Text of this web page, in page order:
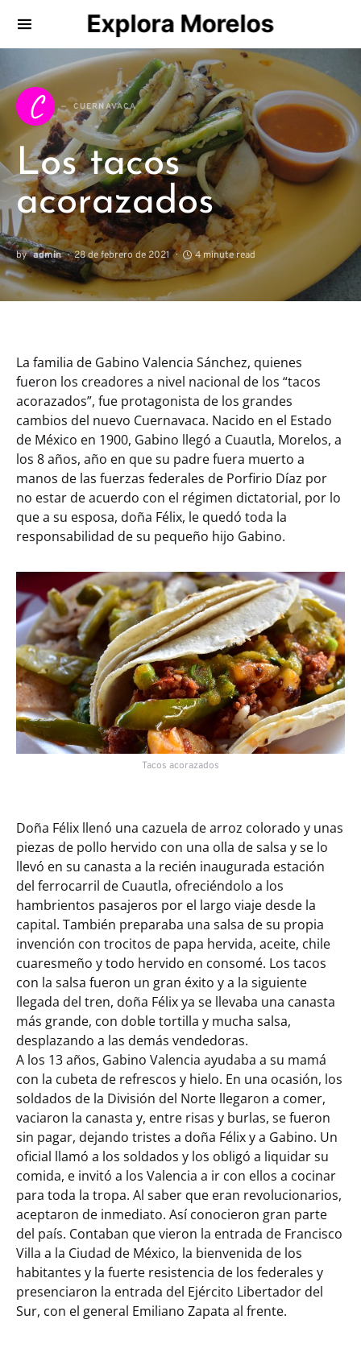
Explora Morelos
Search for:
C CUERNAVACA
Los tacos
acorazados
by admin 28 de febrero de 2021 4 minute read
La familia de Gabino Valencia Sánchez, quienes
fueron los creadores a nivel nacional de los “tacos
acorazados”, fue protagonista de los grandes
cambios del nuevo Cuernavaca. Nacido en el Estado
de México en 1900, Gabino llegó a Cuautla, Morelos, a
los 8 años, año en que su padre fuera muerto a
manos de las fuerzas federales de Porfirio Díaz por
no estar de acuerdo con el régimen dictatorial, por lo
que a su esposa, doña Félix, le quedó toda la
responsabilidad de su pequeño hijo Gabino.
Tacos acorazados
Doña Félix llenó una cazuela de arroz colorado y unas
piezas de pollo hervido con una olla de salsa y se lo
llevó en su canasta a la recién inaugurada estación
del ferrocarril de Cuautla, ofreciéndolo a los
hambrientos pasajeros por el largo viaje desde la
capital. También preparaba una salsa de su propia
invención con trocitos de papa hervida, aceite, chile
cuaresmeño y todo hervido en consomé. Los tacos
con la salsa fueron un gran éxito y a la siguiente
llegada del tren, doña Félix ya se llevaba una canasta
más grande, con doble tortilla y mucha salsa,
desplazando a las demás vendedoras.
A los 13 años, Gabino Valencia ayudaba a su mamá
con la cubeta de refrescos y hielo. En una ocasión, los
soldados de la División del Norte llegaron a comer,
vaciaron la canasta y, entre risas y burlas, se fueron
sin pagar, dejando tristes a doña Félix y a Gabino. Un
oficial llamó a los soldados y los obligó a liquidar su
comida, e invitó a los Valencia a ir con ellos a cocinar
para toda la tropa. Al saber que eran revolucionarios,
aceptaron de inmediato. Así conocieron gran parte
del país. Contaban que vieron la entrada de Francisco
Villa a la Ciudad de México, la bienvenida de los
habitantes y la fuerte resistencia de los federales y
presenciaron la entrada del Ejército Libertador del
Sur, con el general Emiliano Zapata al frente.